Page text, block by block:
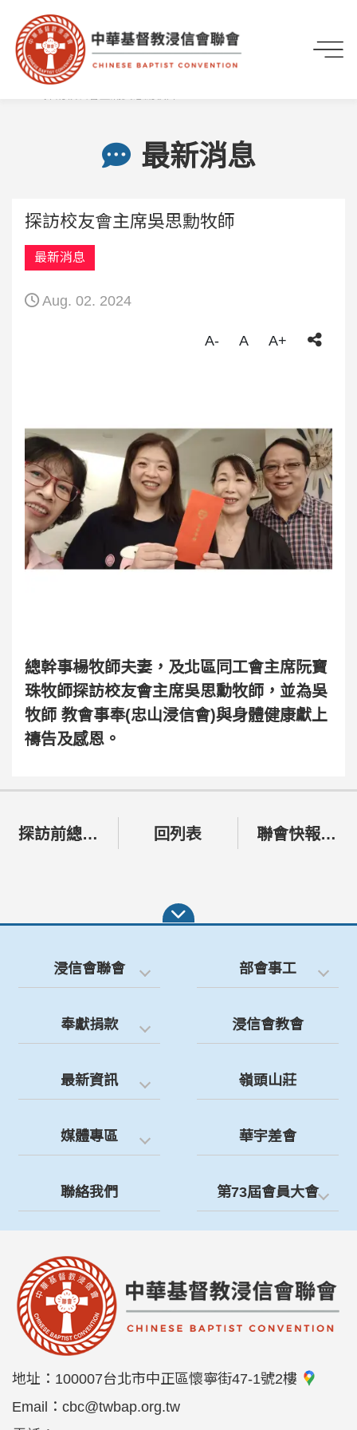
首頁
最新消息
探訪校友會主席吳思勳牧師
最新消息
Aug. 02. 2024
A- A A+
總幹事楊牧師夫妻，及北區同工會主席阮寶
珠牧師探訪校友會主席吳思勳牧師，並為吳
牧師 教會事奉(忠山浸信會)與身體健康獻上
禱告及感恩。
探訪前總幹事晏子年牧師 回列表 聯會快報：謝謝馬牧師夫妻和聯會在台灣的服事配搭
浸信會聯會 部會事工
奉獻捐款 浸信會教會
最新資訊 嶺頭山莊
媒體專區 華宇差會
聯絡我們 第73屆會員大會
地址： 100007台北市中正區懷寧街47-1號2樓
Email： cbc@twbap.org.tw